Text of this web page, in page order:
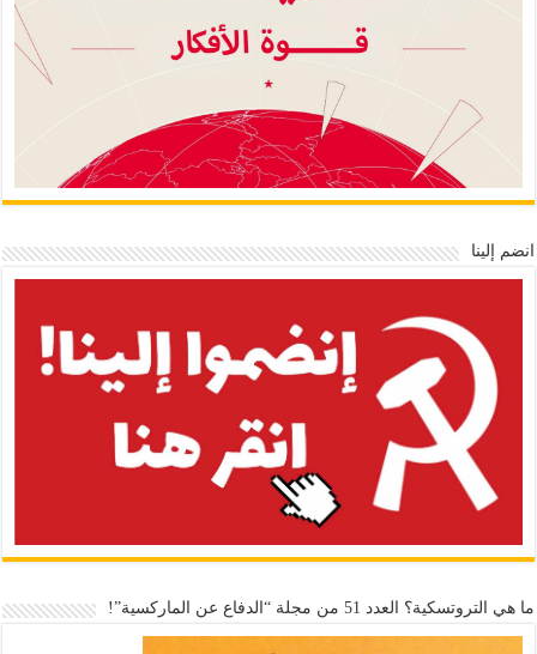
انضم إلينا
ما هي التروتسكية؟ العدد 51 من مجلة “الدفاع عن الماركسية”!